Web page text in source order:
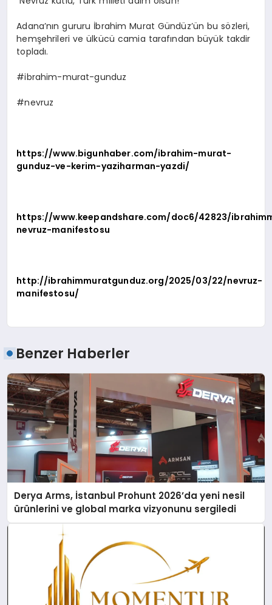
Adana’nın gururu İbrahim Murat Gündüz’ün bu sözleri,
hemşehrileri ve ülkücü camia tarafından büyük takdir
topladı.
#ibrahim-murat-gunduz
#nevruz
https://www.bigunhaber.com/ibrahim-murat-
gunduz-ve-kerim-yaziharman-yazdi/
https://www.keepandshare.com/doc6/42823/
nevruz-manifestosu
http://ibrahimmuratgunduz.org/2025/03/22/nevruz-
manifestosu/
Benzer Haberler
Derya Arms, İstanbul Prohunt 2026’da yeni nesil
ürünlerini ve global marka vizyonunu sergiledi